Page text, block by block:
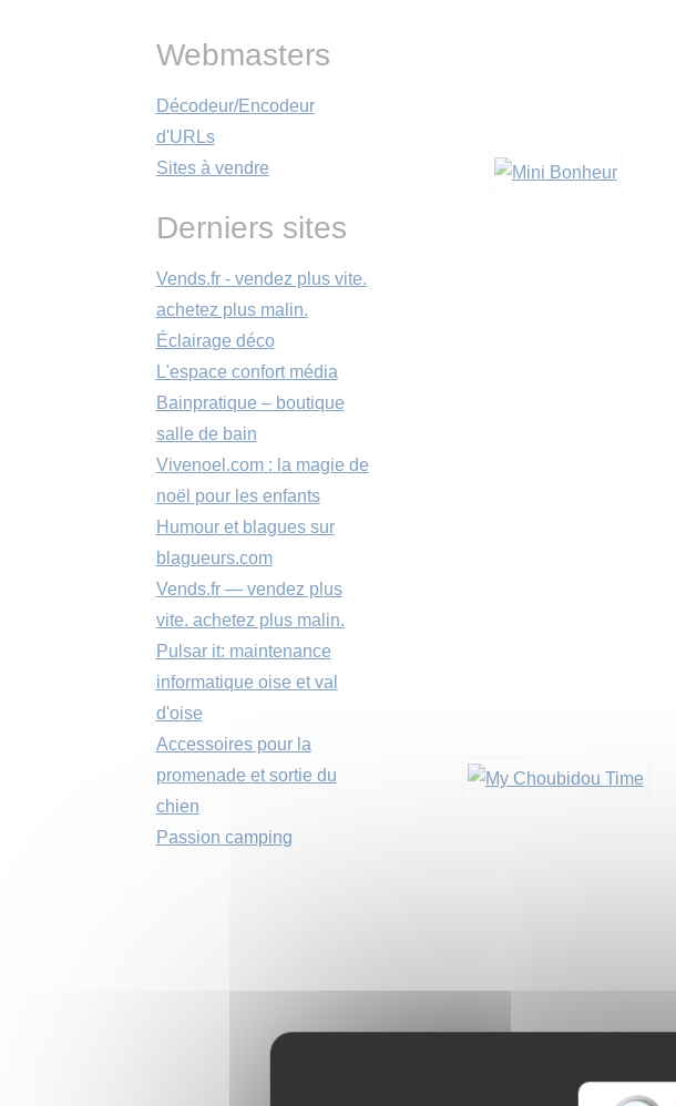
Webmasters
Décodeur/Encodeur
d'URLs
Sites à vendre
Derniers sites
Vends.fr - vendez plus vite.
achetez plus malin.
Éclairage déco
L'espace confort média
Bainpratique – boutique
salle de bain
Vivenoel.com : la magie de
noël pour les enfants
Humour et blagues sur
blagueurs.com
Vends.fr — vendez plus
vite. achetez plus malin.
Pulsar it: maintenance
informatique oise et val
d'oise
Accessoires pour la
promenade et sortie du
chien
Passion camping